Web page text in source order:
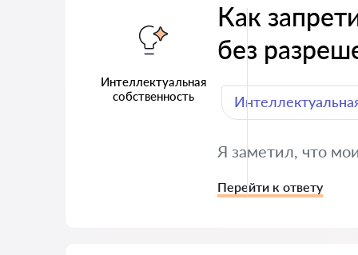
Интеллектуальная
собственность
Как
без
Я заметил, что
Перейти к ответу